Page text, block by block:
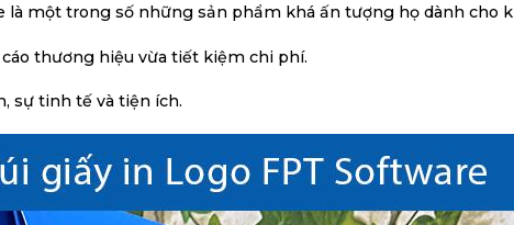
là một trong số những sản phẩm khá ấn tượng họ dành cho
thương hiệu vừa tiết kiệm chi phí.
sự tinh tế và tiện ích.